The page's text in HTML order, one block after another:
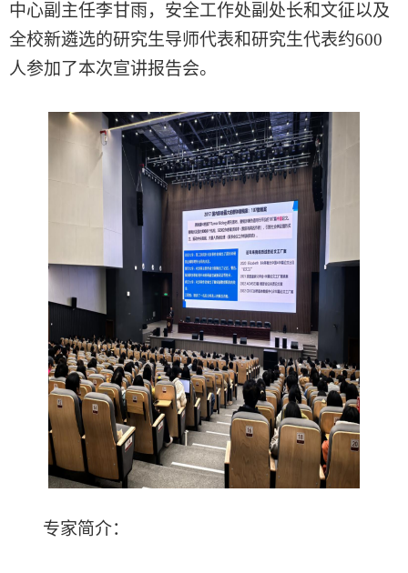
中心副主任李甘雨，安全工作处副处长和文征以及
全校新遴选的研究生导师代表和研究生代表约600
人参加了本次宣讲报告会。
专家简介：